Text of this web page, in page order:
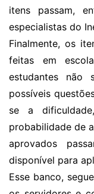
itens passam,
especialistas do
Finalmente, os
feitas em
estudantes não
possíveis
se a
probabilidade de
aprovados
disponível para
Esse banco,